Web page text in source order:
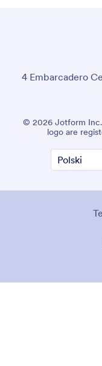
4 Embarcadero
© 2026 Jotform
logo are